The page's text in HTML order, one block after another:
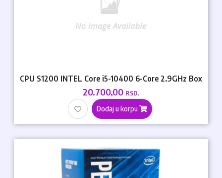
CPU S1200 INTEL Core i5-10400 6-Core 2.9GHz Box
20.700,00 RSD.
Dodaj u korpu